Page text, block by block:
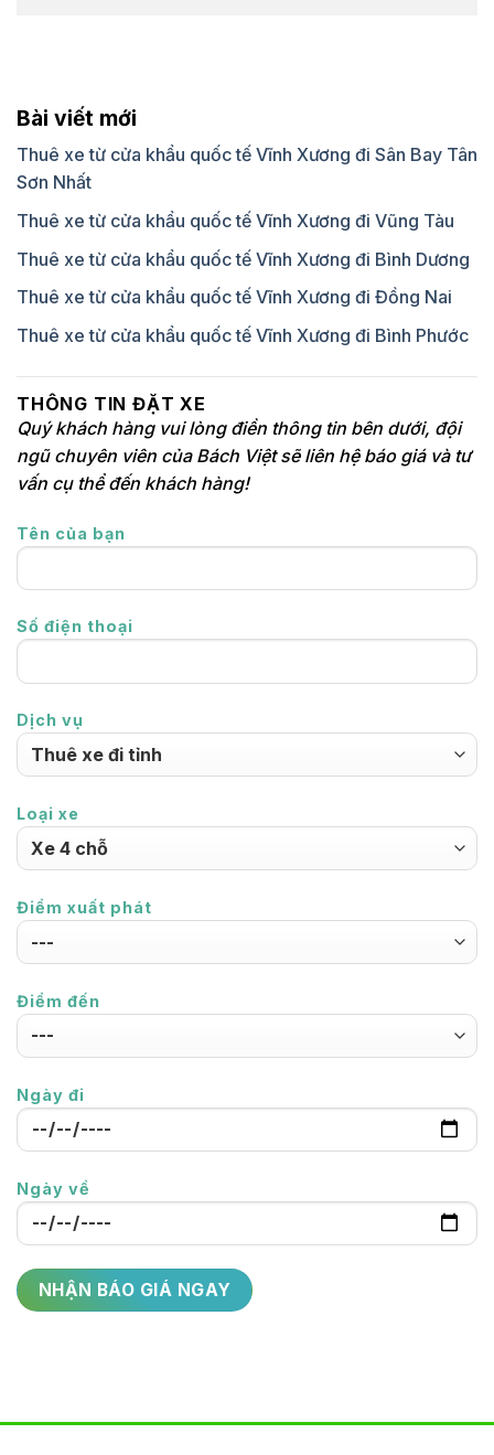
Bài viết mới
Thuê xe từ cửa khẩu quốc tế Vĩnh Xương đi Sân Bay Tân
Sơn Nhất
Thuê xe từ cửa khẩu quốc tế Vĩnh Xương đi Vũng Tàu
Thuê xe từ cửa khẩu quốc tế Vĩnh Xương đi Bình Dương
Thuê xe từ cửa khẩu quốc tế Vĩnh Xương đi Đồng Nai
Thuê xe từ cửa khẩu quốc tế Vĩnh Xương đi Bình Phước
THÔNG TIN ĐẶT XE
Quý khách hàng vui lòng điền thông tin bên dưới, đội
ngũ chuyên viên của Bách Việt sẽ liên hệ báo giá và tư
vấn cụ thể đến khách hàng!
Tên của bạn
Số điện thoại
Dịch vụ
Loại xe
Điểm xuất phát
Điểm đến
Ngày đi
Ngày về